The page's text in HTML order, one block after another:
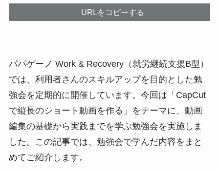
URLをコピーする
パパゲーノ Work & Recovery（就労継続支援B型）
では、利用者さんのスキルアップを目的とした勉
強会を定期的に開催しています。今回は「CapCut
で縦長のショート動画を作る」をテーマに、動画
編集の基礎から実践までを学ぶ勉強会を実施しま
した。この記事では、勉強会で学んだ内容をまと
めてご紹介します。